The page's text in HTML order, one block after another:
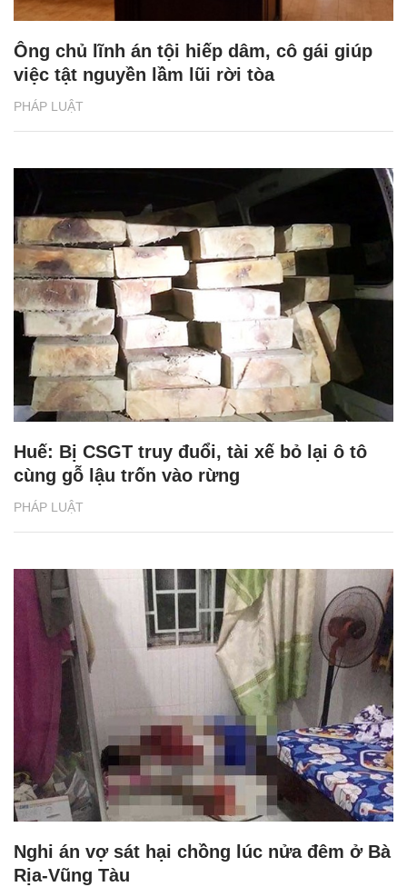
PHÁP LUẬT
Ông chủ lĩnh án tội hiếp dâm, cô gái giúp
việc tật nguyền lầm lũi rời tòa
PHÁP LUẬT
Huế: Bị CSGT truy đuổi, tài xế bỏ lại ô tô
cùng gỗ lậu trốn vào rừng
Nghi án vợ sát hại chồng lúc nửa đêm ở Bà
Rịa-Vũng Tàu